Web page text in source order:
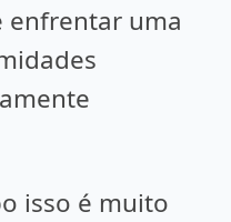
enfrentar uma
isso é muito